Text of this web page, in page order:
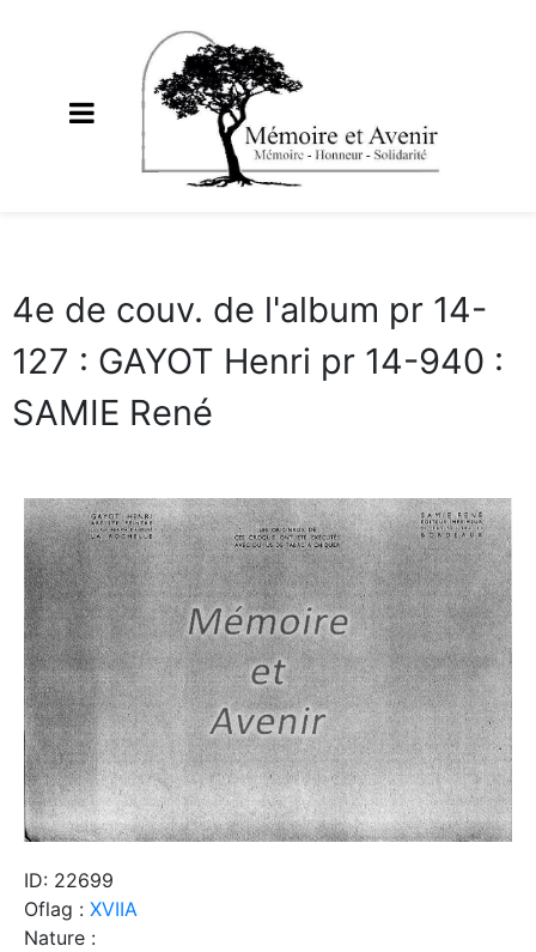
4e de couv. de l'album pr 14-
127 : GAYOT Henri pr 14-940 :
SAMIE René
ID: 22699
Oflag : XVIIA
Nature :